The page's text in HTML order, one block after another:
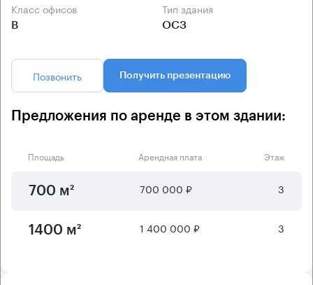
Класс офисов
B
Тип здания
ОСЗ
Позвонить Получить презентацию
Предложения по аренде в этом здании:
Площадь Арендная плата Этаж
700 м² 700 000 ₽ 3
1400 м² 1 400 000 ₽ 3